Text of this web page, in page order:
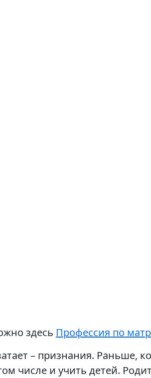
здесь Профессия по
– признания. Раньше,
числе и учить детей.